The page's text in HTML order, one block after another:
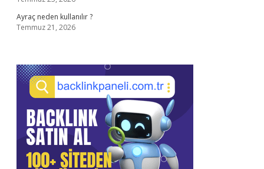
Ayraç neden kullanılır ?
Temmuz 21, 2026